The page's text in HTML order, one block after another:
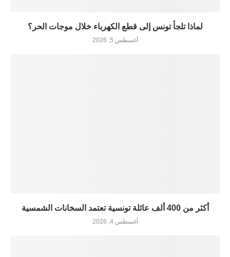
لماذا تلجأ تونس إلى قطع الكهرباء خلال موجات الحر؟
أغسطس 5, 2026
أكثر من 400 ألف عائلة تونسية تعتمد السخانات الشمسية
أغسطس 4, 2026